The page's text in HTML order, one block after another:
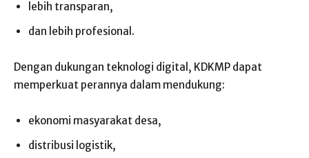
lebih transparan,
dan lebih profesional.
Dengan dukungan teknologi digital, KDKMP dapat
memperkuat perannya dalam mendukung:
ekonomi masyarakat desa,
distribusi logistik,